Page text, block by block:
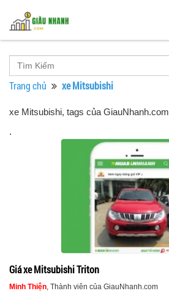
Trang chủ xe Mitsubishi
xe Mitsubishi, tags của GiauNhanh.com
.
Giá xe Mitsubishi Triton
Minh Thiện, Thành viên của GiauNhanh.com